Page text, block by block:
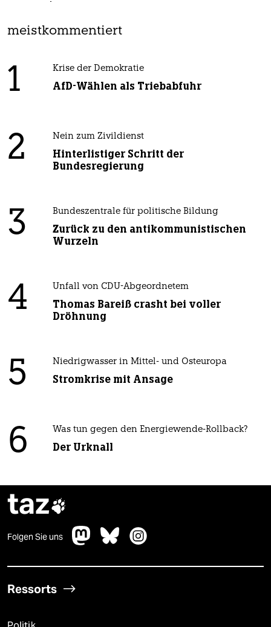
meistkommentiert
1 Krise der Demokratie
AfD-Wählen als Triebabfuhr
2 Nein zum Zivildienst
Hinterlistiger Schritt der
Bundesregierung
3 Bundeszentrale für politische Bildung
Zurück zu den antikommunistischen
Wurzeln
4 Unfall von CDU-Abgeordnetem
Thomas Bareiß crasht bei voller
Dröhnung
5 Niedrigwasser in Mittel- und Osteuropa
Stromkrise mit Ansage
6 Was tun gegen den Energiewende-Rollback?
Der Urknall
taz
Folgen Sie uns
Ressorts